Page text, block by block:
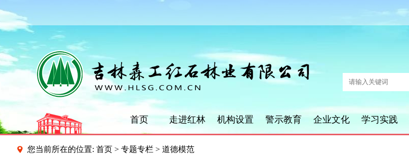
首页 走进红林 机构设置 警示教育 企业文化 学习实践
您当前所在的位置: 首页 > 专题专栏 > 道德模范